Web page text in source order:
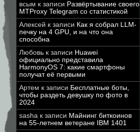
всым к записи Развёртывание своего
MTProxy Telegram со статистикой
Алексей к записи Как я собрал LLM-
печку на 4 GPU, и на что она
способна
Любовь к записи Huawei
официально представила
HarmonyOS 7: какие смартфоны
получат её первыми
Артем к записи Бесплатные боты,
чтобы раздеть девушку по фото в
2024
sasha к записи Майнинг биткоинов
на 55-летнем ветеране IBM 1401